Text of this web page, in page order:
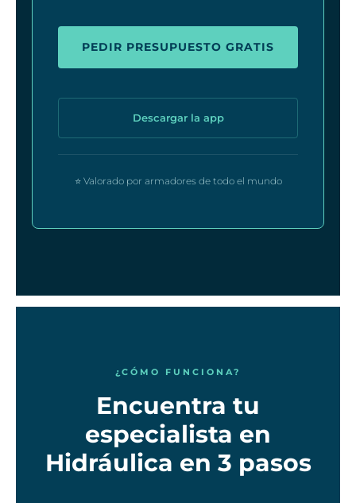
PEDIR PRESUPUESTO GRATIS
Descargar la app
⭐ Valorado por armadores de todo el mundo
¿CÓMO FUNCIONA?
Encuentra tu
especialista en
Hidráulica en 3 pasos